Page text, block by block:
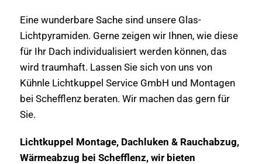
Eine wunderbare Sache sind unsere Glas-
Lichtpyramiden. Gerne zeigen wir Ihnen, wie diese
für Ihr Dach individualisiert werden können, das
wird traumhaft. Lassen Sie sich von uns von
Kühnle Lichtkuppel Service GmbH und Montagen
bei Schefflenz beraten. Wir machen das gern für
Sie.
Lichtkuppel Montage, Dachluken & Rauchabzug,
Wärmeabzug bei Schefflenz, wir bieten